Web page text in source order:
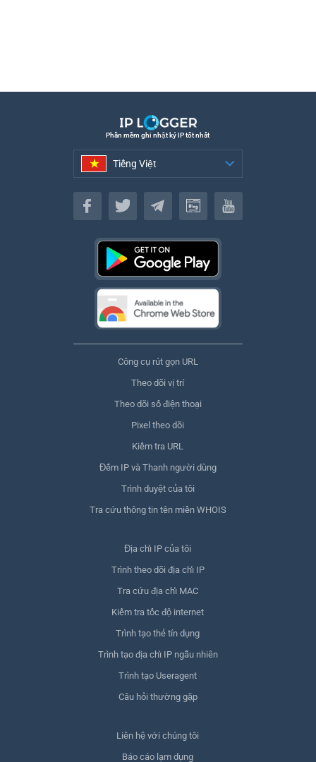
Phần mềm ghi nhật ký IP tốt nhất
Tiếng Việt
Tiếng Việt
Công cụ rút gọn URL
Theo dõi vị trí
Theo dõi số điện thoại
Pixel theo dõi
Kiểm tra URL
Đếm IP và Thanh người dùng
Trình duyệt của tôi
Tra cứu thông tin tên miền WHOIS
Địa chỉ IP của tôi
Trình theo dõi địa chỉ IP
Tra cứu địa chỉ MAC
Kiểm tra tốc độ internet
Trình tạo thẻ tín dụng
Trình tạo địa chỉ IP ngẫu nhiên
Trình tạo Useragent
Câu hỏi thường gặp
Liên hệ với chúng tôi
Báo cáo lạm dụng